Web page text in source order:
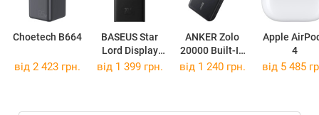
Choetech B664
BASEUS Star
Lord Display
22.5W 20000
ANKER Zolo
20000 Built-In
USB-C Cable
Apple
4
від 2 423 грн. від 1 399 грн. від 1 240 грн. від 5 485